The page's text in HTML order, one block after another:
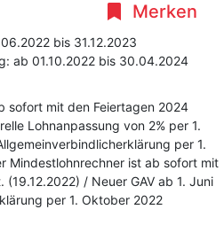
Merken
bis 31.12.2023
ab 01.10.2022 bis 30.04.2024
sofort mit den Feiertagen 2024
Lohnanpassung von 2% per 1.
per 1.
Mindestlohnrechner ist ab sofort mit
/ Neuer GAV ab 1. Juni
per 1. Oktober 2022